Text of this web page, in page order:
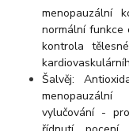
menopauzální
normální funkce
kontrola
Šalvěj:
vylučování -